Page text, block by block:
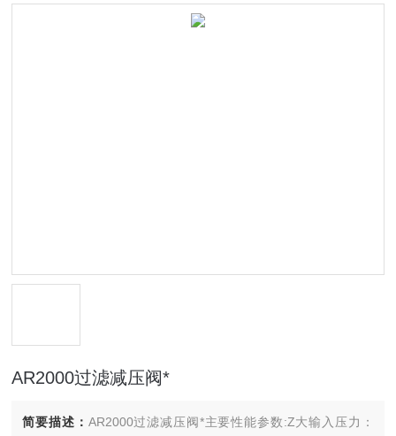
AR2000过滤减压阀*
简要描述： AR2000过滤减压阀*主要性能参数:Z大输入压力：